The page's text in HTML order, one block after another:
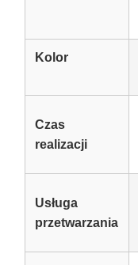
Kolor
Czas
realizacji
Usługa
przetwarzania